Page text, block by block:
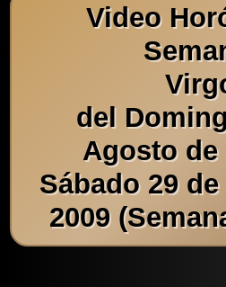
Video
del
Agosto de
Sábado 29
2009